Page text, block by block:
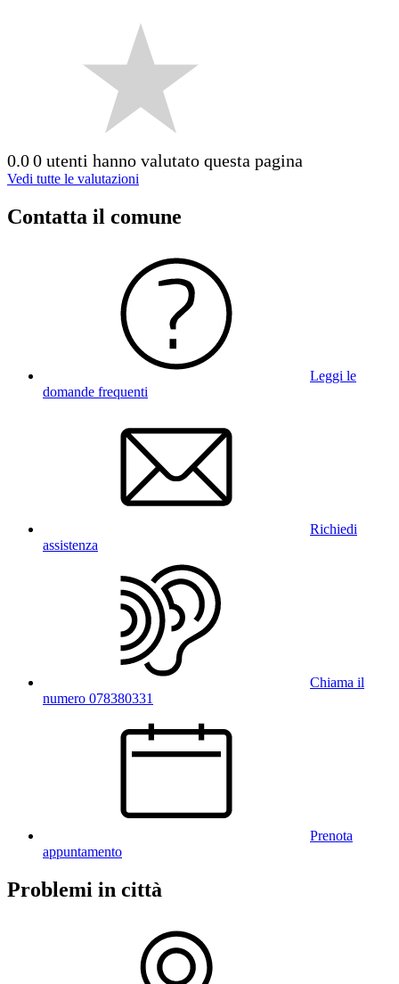
0.00 utenti hanno valutato questa pagina
Vedi tutte le valutazioni
Contatta il comune
Leggi le
domande frequenti
Richiedi
assistenza
Chiama il
numero 078380331
Prenota
appuntamento
Problemi in città